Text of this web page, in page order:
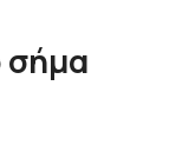
σήμα